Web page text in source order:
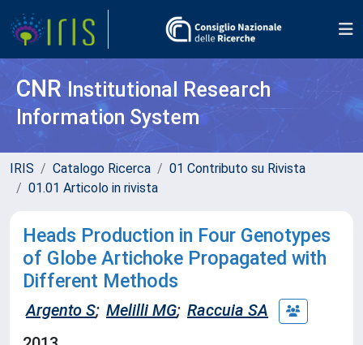
CNR Institutional Research
Information System
IRIS Catalogo Ricerca
01 Contributo su Rivista
01.01 Articolo in rivista
Heads Production in Four Genotypes
of Globe Artichoke Propagated with
Different Methods
Argento S; Melilli MG; Raccuia SA